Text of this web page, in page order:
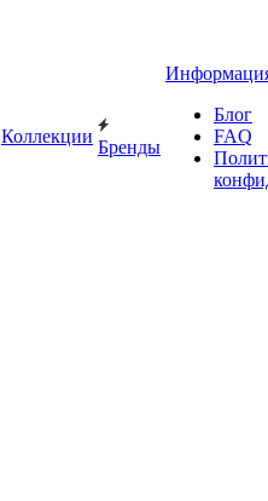
Коллекции
Бренды
Блог
FAQ